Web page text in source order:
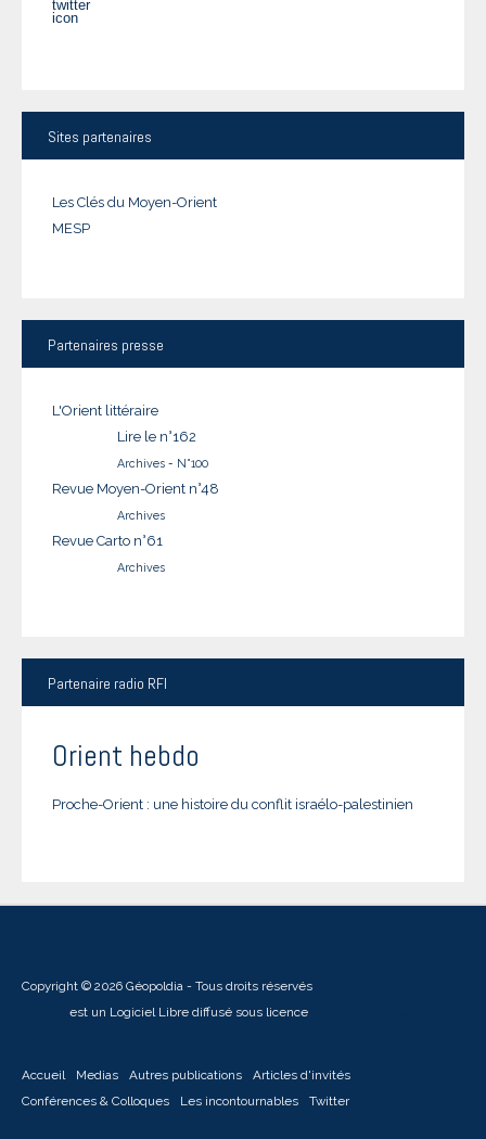
Sites partenaires
Les Clés du Moyen-Orient
MESP
Partenaires presse
L'Orient littéraire
Lire le n°162
Archives - N°100
Revue Moyen-Orient n°48
Archives
Revue Carto n°61
Archives
Partenaire radio RFI
Orient hebdo
Proche-Orient : une histoire du conflit israélo-palestinien
Copyright © 2026 Géopoldia - Tous droits réservés
est un Logiciel Libre diffusé sous licence
Accueil Medias Autres publications
Articles d'invités
Conférences & Colloques
Les incontournables Twitter